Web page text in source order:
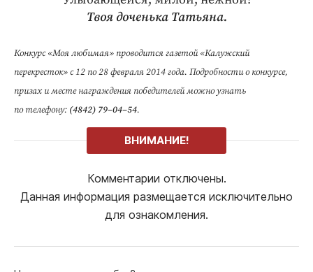
Твоя доченька Татьяна.
Конкурс «Моя любимая» проводится газетой «Калужский
перекресток» с 12 по 28 февраля 2014 года. Подробности о конкурсе,
призах и месте награждения победителей можно узнать
по телефону: (4842) 79–04–54.
ВНИМАНИЕ!
Комментарии отключены.
Данная информация размещается исключительно
для ознакомления.